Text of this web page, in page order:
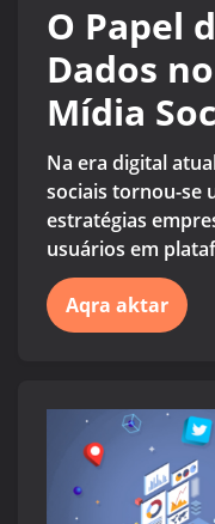
O Papel
Dados
Mídia
Na era digital
sociais tornou-se
estratégias
usuários em
Aqra aktar